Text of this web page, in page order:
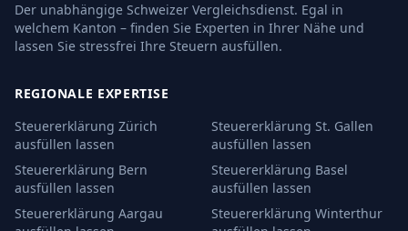
Der unabhängige Schweizer Vergleichsdienst. Egal in
welchem Kanton – finden Sie Experten in Ihrer Nähe und
lassen Sie stressfrei Ihre Steuern ausfüllen.
REGIONALE EXPERTISE
Steuererklärung Zürich
ausfüllen lassen
Steuererklärung Bern
ausfüllen lassen
Steuererklärung Aargau
Steuererklärung St. Gallen
ausfüllen lassen
Steuererklärung Basel
ausfüllen lassen
Steuererklärung Winterthur